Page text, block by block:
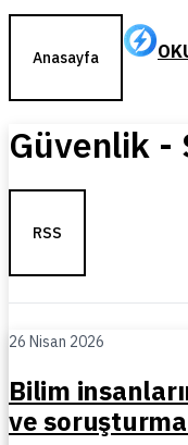
Anasayfa
Güvenlik -
RSS
26 Nisan 2026
Bilim
ve